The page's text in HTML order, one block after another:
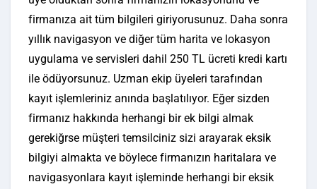
firmanıza ait tüm bilgileri giriyorusunuz. Daha sonra
yıllık navigasyon ve diğer tüm harita ve lokasyon
uygulama ve servisleri dahil 250 TL ücreti kredi kartı
ile ödüyorsunuz. Uzman ekip üyeleri tarafından
kayıt işlemleriniz anında başlatılıyor. Eğer sizden
firmanız hakkında herhangi bir ek bilgi almak
gerekiğrse müşteri temsilciniz sizi arayarak eksik
bilgiyi almakta ve böylece firmanızın haritalara ve
navigasyonlara kayıt işleminde herhangi bir eksik